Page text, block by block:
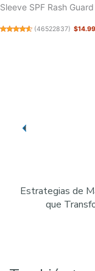
Sleeve SPF Rash
(46522837) $14.99
Estrategias de
que